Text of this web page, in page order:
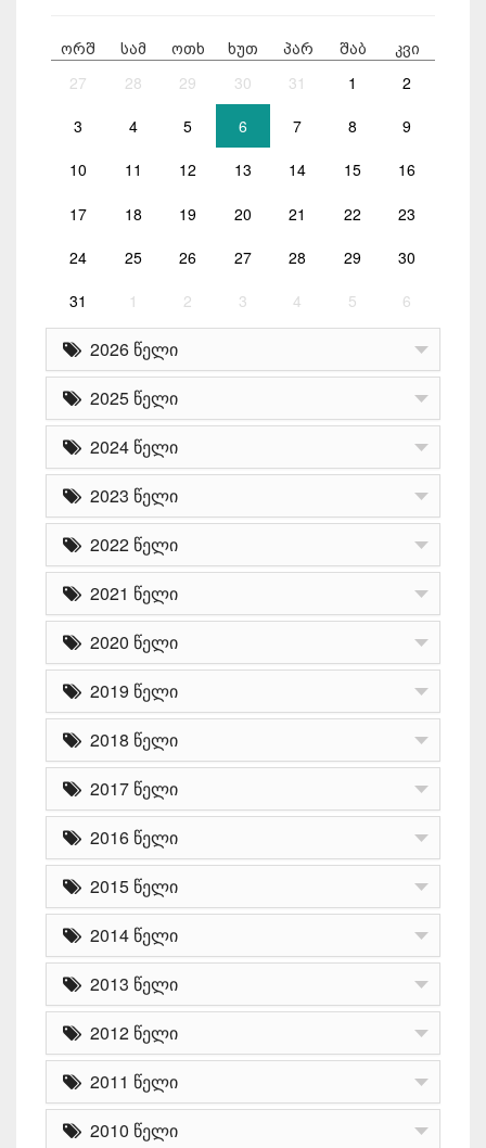
ორშ სამ ოთხ ხუთ პარ შაბ კვი
27 28 29 30 31 1 2
3 4 5 6 7 8 9
10 11 12 13 14 15 16
17 18 19 20 21 22 23
24 25 26 27 28 29 30
31 1 2 3 4 5 6
2026 წელი
2025 წელი
2024 წელი
2023 წელი
2022 წელი
2021 წელი
2020 წელი
2019 წელი
2018 წელი
2017 წელი
2016 წელი
2015 წელი
2014 წელი
2013 წელი
2012 წელი
2011 წელი
2010 წელი